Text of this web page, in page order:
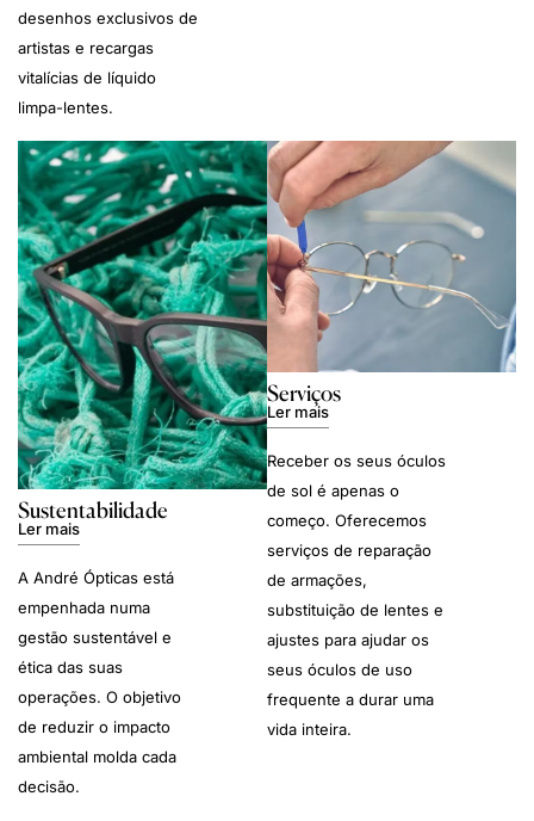
desenhos exclusivos de
artistas e recargas
vitalícias de líquido
limpa-lentes.
Sustentabilidade
Ler mais
A André Ópticas está
empenhada numa
gestão sustentável e
ética das suas
operações. O objetivo
de reduzir o impacto
ambiental molda cada
decisão.
Serviços
Ler mais
Receber os seus óculos
de sol é apenas o
começo. Oferecemos
serviços de reparação
de armações,
substituição de lentes e
ajustes para ajudar os
seus óculos de uso
frequente a durar uma
vida inteira.